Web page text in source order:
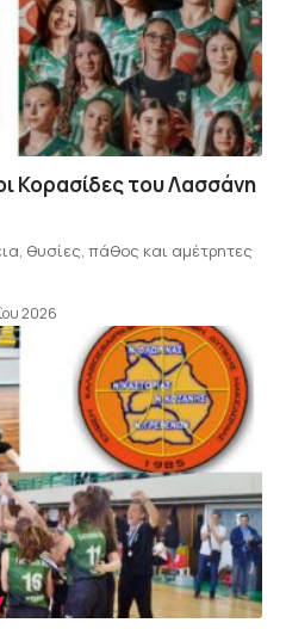
Κορασίδες του Λασσάνη
θυσίες, πάθος και αμέτρητες
2026